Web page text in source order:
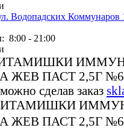
Водопадских Коммунаров
8:00 - 21:00
ЖЕВ ПАСТ 2,5Г
сделав заказ
ЖЕВ ПАСТ 2,5Г